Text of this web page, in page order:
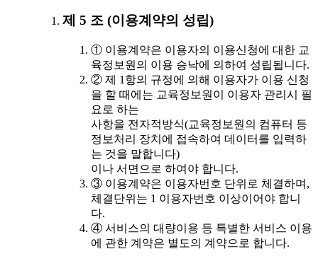
제 5 조 (이용계약의 성립)
① 이용계약은 이용자의 이용신청에 대한 교
육정보원의 이용 승낙에 의하여 성립됩니다.
② 제 1항의 규정에 의해 이용자가 이용 신청
을 할 때에는 교육정보원이 이용자 관리시 필
요로 하는
사항을 전자적방식(교육정보원의 컴퓨터 등
정보처리 장치에 접속하여 데이터를 입력하
는 것을 말합니다)
이나 서면으로 하여야 합니다.
③ 이용계약은 이용자번호 단위로 체결하며,
체결단위는 1 이용자번호 이상이어야 합니
다.
④ 서비스의 대량이용 등 특별한 서비스 이용
에 관한 계약은 별도의 계약으로 합니다.